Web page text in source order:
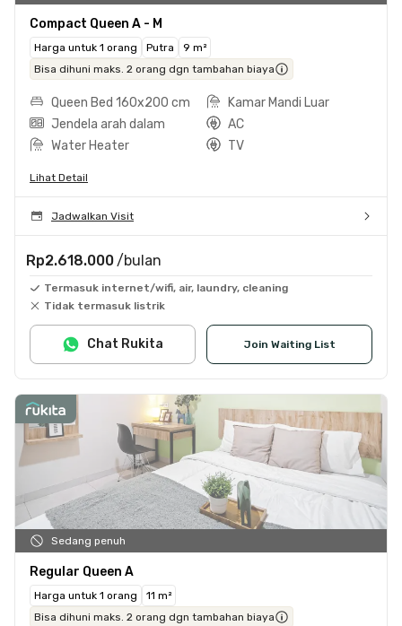
Compact Queen A - M
Harga untuk 1 orang Putra
9 m²
Bisa dihuni maks. 2 orang dgn tambahan biaya
Queen Bed 160x200 cm
Kamar Mandi Luar
Jendela arah dalam
AC
Water Heater
TV
Lihat Detail
Jadwalkan Visit
Rp2.618.000 /bulan
Termasuk internet/wifi, air, laundry, cleaning
Tidak termasuk listrik
Join Waiting List
Chat Rukita
Sedang penuh
Regular Queen A
Harga untuk 1 orang
11 m²
Bisa dihuni maks. 2 orang dgn tambahan biaya